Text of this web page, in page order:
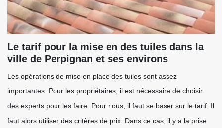
Le tarif pour la mise en des tuiles dans la
ville de Perpignan et ses environs
Les opérations de mise en place des tuiles sont assez
importantes. Pour les propriétaires, il est nécessaire de choisir
des experts pour les faire. Pour nous, il faut se baser sur le tarif. Il
faut alors utiliser des critères de prix. Dans ce cas, il y a la prise